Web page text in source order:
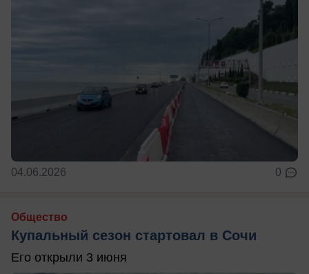
04.06.2026 0
Общество
Купальный сезон стартовал в Сочи
Его открыли 3 июня